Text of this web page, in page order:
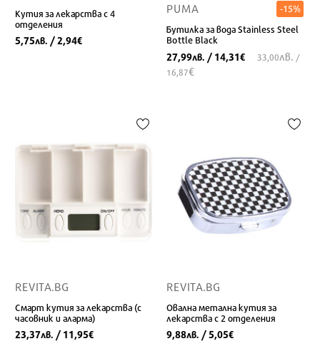
Кутия за лекарства с 4
отделения
5,75лв. / 2,94€
PUMA
-15%
Бутилка за вода Stainless Steel
Bottle Black
27,99лв. / 14,31€ 33,00лв. /
16,87€
REVITA.BG
Смарт кутия за лекарства (с
часовник и аларма)
23,37лв. / 11,95€
REVITA.BG
Овална метална кутия за
лекарства с 2 отделения
9,88лв. / 5,05€